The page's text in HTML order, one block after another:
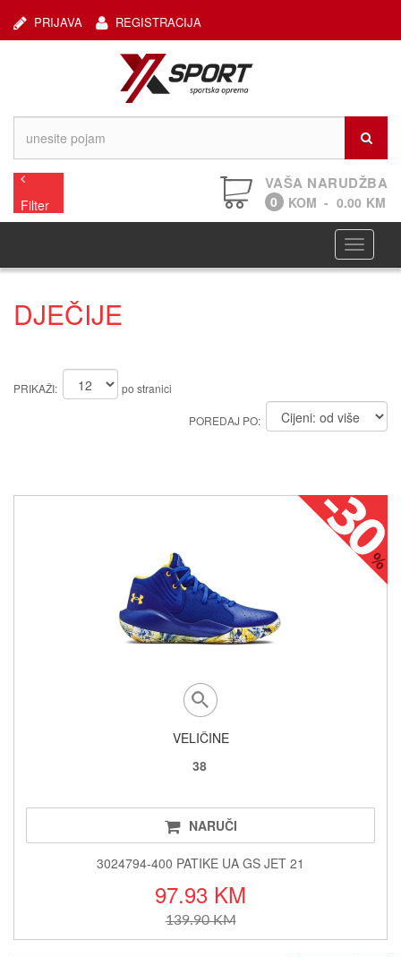
REGISTRACIJA
PRIJAVA
Filter
VAŠA NARUDŽBA
0 KOM - 0.00 KM
DJEČIJE
PRIKAŽI: po stranici
POREDAJ PO:
VELIČINE
38
NARUČI
3024794-400 PATIKE UA GS JET 21
97.93 KM
139.90 KM